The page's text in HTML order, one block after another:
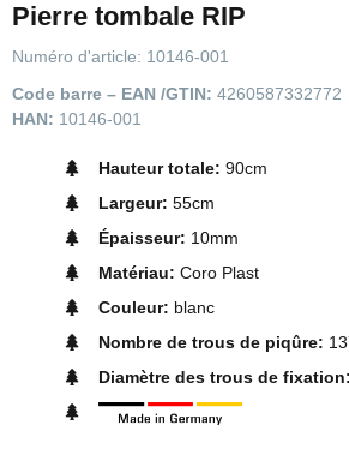
Pierre tombale RIP
Numéro d'article: 10146-001
Code barre – EAN /GTIN: 4260587332772
HAN: 10146-001
Hauteur totale: 90cm
Largeur: 55cm
Épaisseur: 10mm
Matériau: Coro Plast
Couleur: blanc
Nombre de trous de piqûre:
Diamètre des trous de fixation: